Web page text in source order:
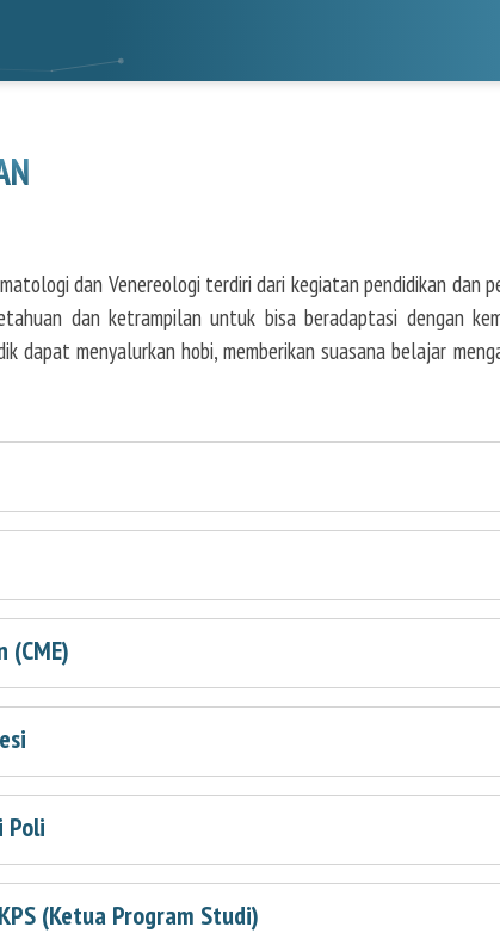
dan Venereologi terdiri dari kegiatan pendidikan
dan ketrampilan untuk bisa beradaptasi dengan
dapat menyalurkan hobi, memberikan suasana belajar
(CME)
Poli
(Ketua Program Studi)